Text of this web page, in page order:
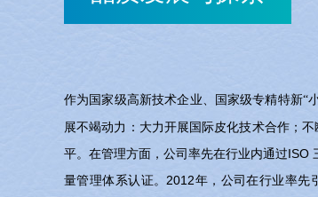
作为国家级高新技术企业、国家级专精特新“
展不竭动力：大力开展国际皮化技术合作；
平。在管理方面，公司率先在行业内通过ISO
量管理体系认证。2012年，公司在行业率先